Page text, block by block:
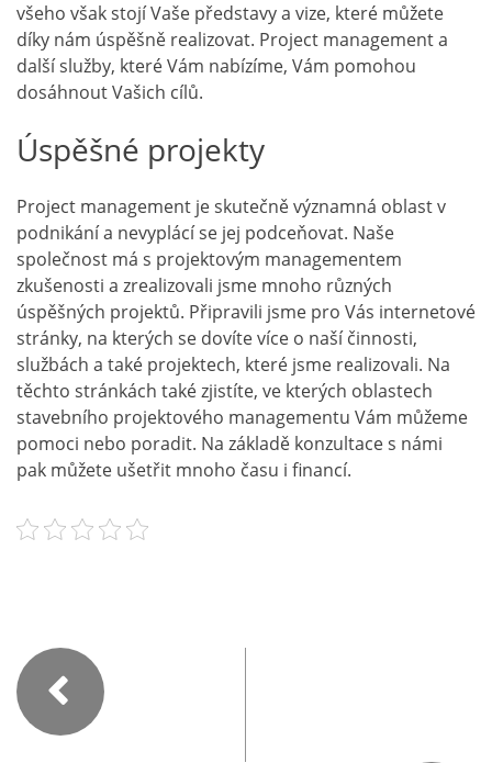
všeho však stojí Vaše představy a vize, které můžete
díky nám úspěšně realizovat. Project management a
další služby, které Vám nabízíme, Vám pomohou
dosáhnout Vašich cílů.
Úspěšné projekty
Project management je skutečně významná oblast v
podnikání a nevyplácí se jej podceňovat. Naše
společnost má s projektovým managementem
zkušenosti a zrealizovali jsme mnoho různých
úspěšných projektů. Připravili jsme pro Vás internetové
stránky, na kterých se dovíte více o naší činnosti,
službách a také projektech, které jsme realizovali. Na
těchto stránkách také zjistíte, ve kterých oblastech
stavebního projektového managementu Vám můžeme
pomoci nebo poradit. Na základě konzultace s námi
pak můžete ušetřit mnoho času i financí.